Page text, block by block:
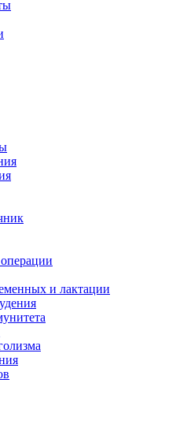
и лактации